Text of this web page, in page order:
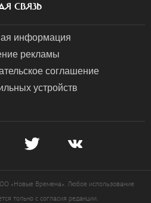
СВЯЗЬ
информация
рекламы
соглашение
устройств
«Новые Времена». Любое использование
только с согласия редакции.